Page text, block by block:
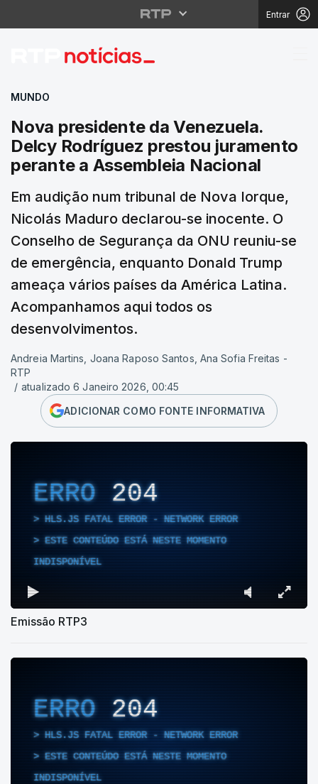
Entrar
Nova presidente da
MUNDO
Nova presidente da Venezuela.
Delcy Rodríguez prestou juramento
perante a Assembleia Nacional
Em audição num tribunal de Nova Iorque,
Nicolás Maduro declarou-se inocente. O
Conselho de Segurança da ONU reuniu-se
de emergência, enquanto Donald Trump
ameaça vários países da América Latina.
Acompanhamos aqui todos os
desenvolvimentos.
Andreia Martins, Joana Raposo Santos, Ana Sofia Freitas -
RTP
/ atualizado 6 Janeiro 2026, 00:45
ADICIONAR COMO FONTE INFORMATIVA
ERRO204
HLS.JS FATAL ERROR - NETWORK ERROR
ESTE CONTEÚDO ESTÁ NESTE MOMENTO
INDISPONÍVEL
Emissão RTP3
ERRO204
HLS.JS FATAL ERROR - NETWORK ERROR
ESTE CONTEÚDO ESTÁ NESTE MOMENTO
INDISPONÍVEL